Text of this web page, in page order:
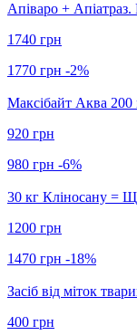
Апіваро +
1740 грн
1770 грн -2%
Максібайт Аква
920 грн
980 грн -6%
30 кг Кліносану =
1200 грн
1470 грн -18%
Засіб від міток
400 грн